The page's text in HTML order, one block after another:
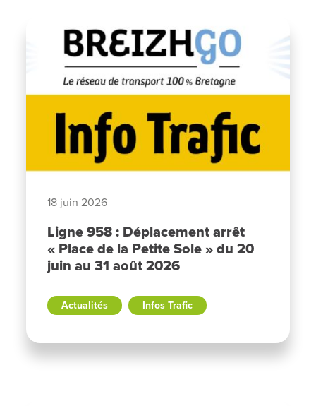
18 juin 2026
Ligne 958 : Déplacement arrêt
« Place de la Petite Sole » du 20
juin au 31 août 2026
Actualités Infos Trafic